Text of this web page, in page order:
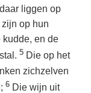
liggen op
op hun
kudde, en de
5 Die op het
zichzelven
6 Die wijn uit